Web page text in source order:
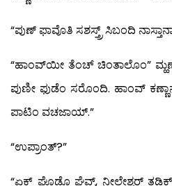
“ಪುಣ್ ಫಾವೊತಿ ಸಶಸ್ತ್ರ್ ಸಿಬಂದಿ
“ಹಾಂವ್‍ಯೀ ತೆಂಚ್ ಚಿಂತಾಲೊಂ”
ಪುಣೀ ಫುಡೆಂ ಸರೊಂದಿ. ಹಾಂವ್
ಪಾಟಿಂ ವಚಜಾಯ್.”
“ಉಪ್ರಾಂತ್?”
“ಏಕ್ ಘೊಡೊ ಘೆವ್ನ್, ನೀಲೇಶ್ವರ್ ತಡಿಕ್